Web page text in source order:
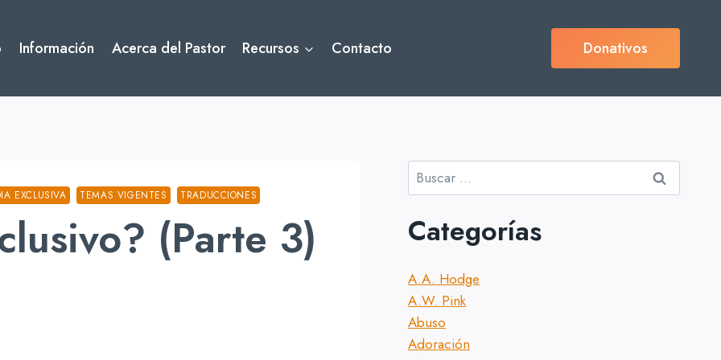
Información Acerca del Pastor Recursos Contacto Donativos
EXCLUSIVA TEMAS VIGENTES TRADUCCIONES
(Parte 3)
Buscar:
Categorías
A.A. Hodge
A.W. Pink
Abuso
Adoración